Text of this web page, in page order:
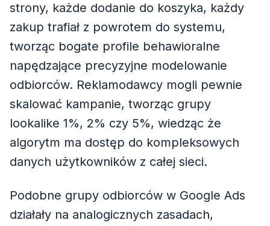
strony, każde dodanie do koszyka, każdy
zakup trafiał z powrotem do systemu,
tworząc bogate profile behawioralne
napędzające precyzyjne modelowanie
odbiorców. Reklamodawcy mogli pewnie
skalować kampanie, tworząc grupy
lookalike 1%, 2% czy 5%, wiedząc że
algorytm ma dostęp do kompleksowych
danych użytkowników z całej sieci.
Podobne grupy odbiorców w Google Ads
działały na analogicznych zasadach,